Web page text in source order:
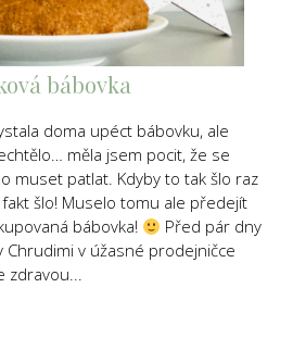
bábovka
doma upéct bábovku, ale
měla jsem pocit, že se
muset patlat. Kdyby to tak šlo raz
šlo! Muselo tomu ale předejít
bábovka!
Před pár dny
Chrudimi v úžasné prodejničce
zdravou...